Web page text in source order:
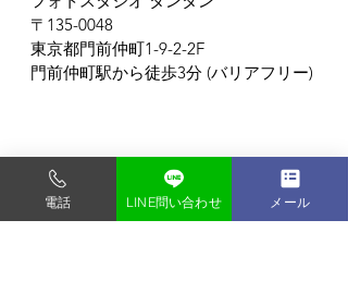
〒135-0048
東京都門前仲町1-9-2-2F
門前仲町駅から徒歩3分 (バリアフリー)
電話 LINE問い合わせ メール